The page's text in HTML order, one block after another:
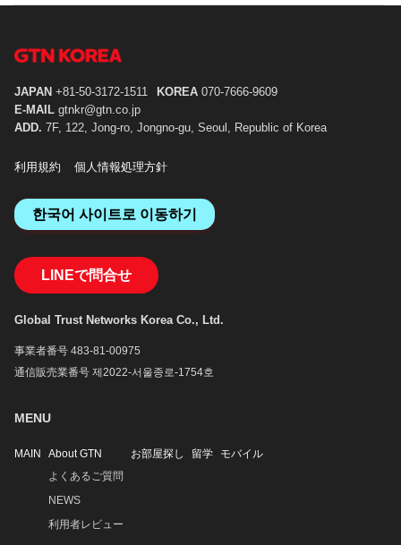
JAPAN +81-50-3172-1511 KOREA 070-7666-9609
E-MAIL gtnkr@gtn.co.jp
ADD. 7F, 122, Jong-ro, Jongno-gu, Seoul, Republic of Korea
利用規約 個人情報処理方針
한국어 사이트로 이동하기
LINEで問合せ
Global Trust Networks Korea Co., Ltd.
事業者番号 483-81-00975
通信販売業番号 제2022-서울종로-1754호
MENU
MAIN
About GTN
よくあるご質問
NEWS
利用者レビュー
お部屋探し 留学 モバイル